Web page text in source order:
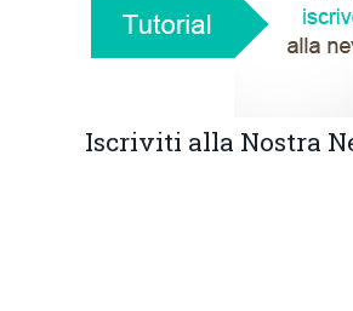
Iscriviti alla Nostra